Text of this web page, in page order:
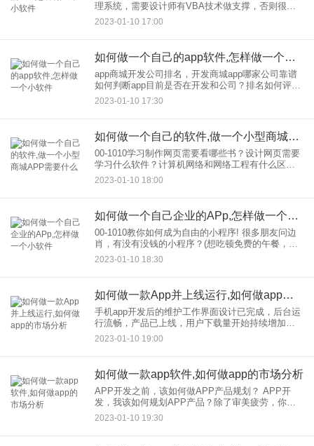
理系统，需要设计师有VBA技术做支撑，否则很难
启动，问题层出不穷。 而且还有一个致命的问题
————当数据量大的时候，软件就会堵塞。
2023-01-10 17:00
如何做一个自己的app软件,怎样做一个小软件
app商城开发公司排名，开发商城app哪家公司靠谱
如何判断app目前是否在开发和公司？排名如何评价
一款APP的质量？开发公司？让我们在这里分析一
2023-01-10 17:30
如何做一个自己的软件,做一个小型商城APP需要什么
00-1010学习制作网页需要看哪些书？设计网页需要
学习什么软件？计算机网络和网络工程有什么区
别？我们一起来看看吧！ 学习网页需要看哪些书？
首先可以告诉想学做网页的朋友。关于网站建设，
2023-01-10 18:00
如何做一个自己企业的APp,怎样做一个小软件
00-1010教你如何成为自由的小程序! 很多朋友问边
肖，有没有没钱的小程序？(想吃顿免费的午餐，哈)
这年头，想吃免费午餐的朋友还是很多的，但是边
肖不会让你失望的。没有钱，小程序非常可以做
2023-01-10 18:30
如何做一款App并上线运行,如何做app的市场分析
手机app开发后的维护工作界面设计已完成，后台运
行流畅，产品已上线，用户下载量开始持续增加。
一切都朝着好的方向发展，但实际情况并非如此。
产品的开发完成后，需要进行测试，这样以后用户
2023-01-10 19:00
如何做一款app软件,如何做app的市场分析
APP开发之前，该如何做APP产品规划？ APP开
发，我该如何规划APP产品？除了审美疲劳，你有
没有想过较好的APP产品是什么？相信很多朋友都
觉得这个问题很难回答。 作为行业专家，中维科始
2023-01-10 19:30